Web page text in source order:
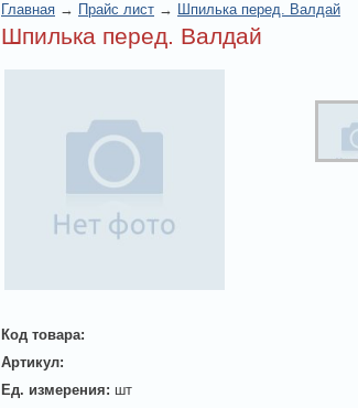
Главная → Прайс лист → Шпилька перед. Валдай
Шпилька перед. Валдай
Код товара:
Артикул:
Ед. измерения: шт